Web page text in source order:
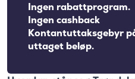
Ingen rabattprogram.
Ingen cashback
Kontantuttaksgebyr
uttaget beløp.